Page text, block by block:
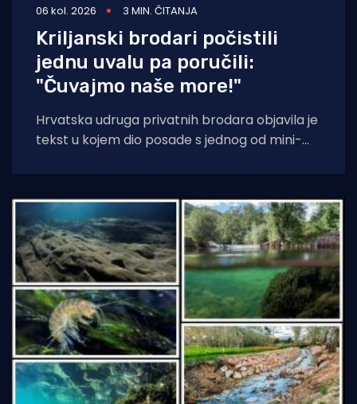
06 kol. 2026 3 MIN. ČITANJA
Kriljanski brodari počistili
jednu uvalu pa poručili:
"Čuvajmo naše more!"
Hrvatska udruga privatnih brodara objavila je
tekst u kojem dio posade s jednog od mini-